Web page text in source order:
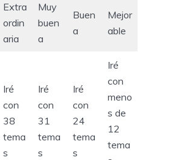
Extra
ordin
aria
Muy
buen
a
Buen
a
Mejor
able
Iré
con
38
tema
s
Iré
con
31
tema
s
Iré
con
24
tema
s
Iré
con
meno
s de
12
tema